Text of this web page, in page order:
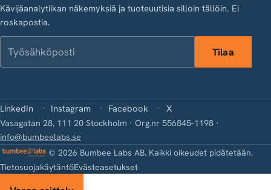
Kävijäanalytiikan näkemyksiä ja tuoteuutisia silloin tällöin. Ei
roskapostia.
Tilaa
LinkedIn Instagram Facebook X
Vasagatan 28, 111 20 Stockholm · Org.nr 556845-1198 ·
info@bumbeelabs.se
© 2026 Bumbee Labs AB. Kaikki oikeudet pidätetään.
TietosuojakäytäntöEvästeasetukset